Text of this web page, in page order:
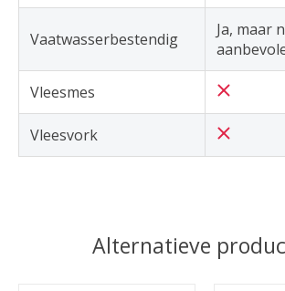
Vaatwasserbestendig
Ja, maar
Vleesmes
Vleesvork
Alternatieve